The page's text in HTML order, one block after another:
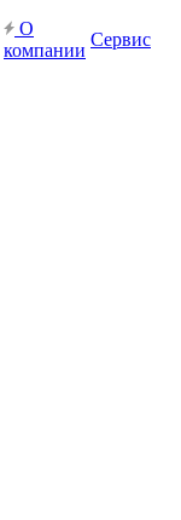
О
компании
Сервис